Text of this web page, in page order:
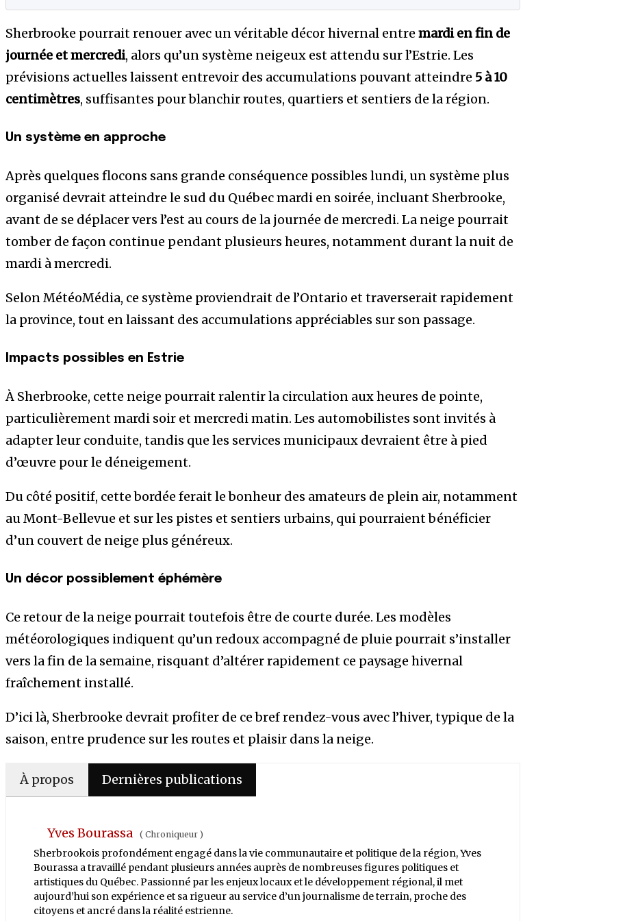
Sherbrooke pourrait renouer avec un véritable décor hivernal entre mardi en fin de
journée et mercredi, alors qu’un système neigeux est attendu sur l’Estrie. Les
prévisions actuelles laissent entrevoir des accumulations pouvant atteindre 5 à 10
centimètres, suffisantes pour blanchir routes, quartiers et sentiers de la région.
Un système en approche
Après quelques flocons sans grande conséquence possibles lundi, un système plus
organisé devrait atteindre le sud du Québec mardi en soirée, incluant Sherbrooke,
avant de se déplacer vers l’est au cours de la journée de mercredi. La neige pourrait
tomber de façon continue pendant plusieurs heures, notamment durant la nuit de
mardi à mercredi.
Selon MétéoMédia, ce système proviendrait de l’Ontario et traverserait rapidement
la province, tout en laissant des accumulations appréciables sur son passage.
Impacts possibles en Estrie
À Sherbrooke, cette neige pourrait ralentir la circulation aux heures de pointe,
particulièrement mardi soir et mercredi matin. Les automobilistes sont invités à
adapter leur conduite, tandis que les services municipaux devraient être à pied
d’œuvre pour le déneigement.
Du côté positif, cette bordée ferait le bonheur des amateurs de plein air, notamment
au Mont-Bellevue et sur les pistes et sentiers urbains, qui pourraient bénéficier
d’un couvert de neige plus généreux.
Un décor possiblement éphémère
Ce retour de la neige pourrait toutefois être de courte durée. Les modèles
météorologiques indiquent qu’un redoux accompagné de pluie pourrait s’installer
vers la fin de la semaine, risquant d’altérer rapidement ce paysage hivernal
fraîchement installé.
D’ici là, Sherbrooke devrait profiter de ce bref rendez-vous avec l’hiver, typique de la
saison, entre prudence sur les routes et plaisir dans la neige.
À propos Dernières publications
Yves Bourassa ( Chroniqueur )
Sherbrookois profondément engagé dans la vie communautaire et politique de la région, Yves
Bourassa a travaillé pendant plusieurs années auprès de nombreuses figures politiques et
artistiques du Québec. Passionné par les enjeux locaux et le développement régional, il met
aujourd’hui son expérience et sa rigueur au service d’un journalisme de terrain, proche des
citoyens et ancré dans la réalité estrienne.